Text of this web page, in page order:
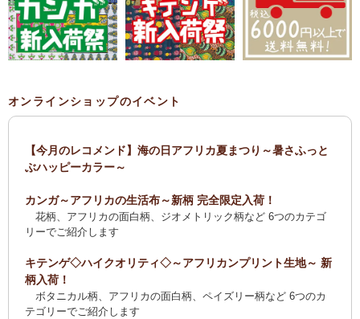
オンラインショップのイベント
【今月のレコメンド】海の日アフリカ夏まつり～暑さふっと
ぶハッピーカラー～
カンガ～アフリカの生活布～新柄 完全限定入荷！
花柄、アフリカの面白柄、ジオメトリック柄など 6つのカテゴ
リーでご紹介します
キテンゲ◇ハイクオリティ◇～アフリカンプリント生地～ 新
柄入荷！
ボタニカル柄、アフリカの面白柄、ペイズリー柄など 6つのカ
テゴリーでご紹介します